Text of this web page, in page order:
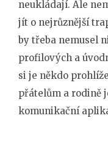
neukládají. Ale
jít o nejrůznější
by třeba nemusel
profilových a
si je někdo
přátelům a rodině
komunikační